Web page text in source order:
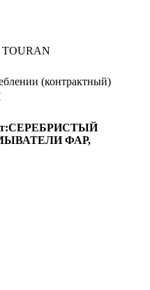
(контрактный)
ФАР,